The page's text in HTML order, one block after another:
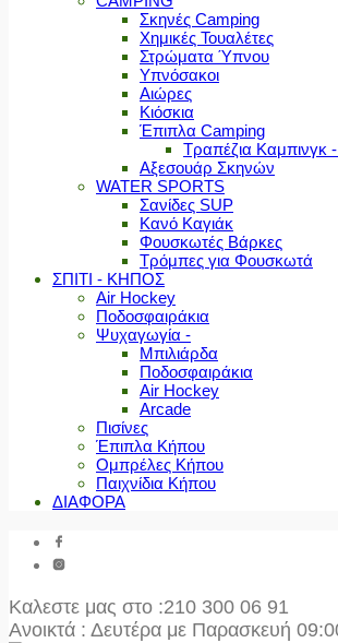
Σκηνές Camping
Χημικές Τουαλέτες
Στρώματα Ύπνου
Υπνόσακοι
Αιώρες
Κιόσκια
Έπιπλα Camping
Τραπέζια Καμπινγκ
Αξεσουάρ Σκηνών
WATER SPORTS
Σανίδες SUP
Κανό Καγιάκ
Φουσκωτές Βάρκες
Τρόμπες για Φουσκωτά
ΣΠΙΤΙ - ΚΗΠΟΣ
Air Hockey
Ποδοσφαιράκια
Ψυχαγωγία -
Μπιλιάρδα
Ποδοσφαιράκια
Air Hockey
Arcade
Πισίνες
Έπιπλα Κήπου
Ομπρέλες Κήπου
Παιχνίδια Κήπου
ΔΙΑΦΟΡΑ
Καλεστε μας στο :210 300 06 91
Ανοικτά : Δευτέρα με Παρασκευή